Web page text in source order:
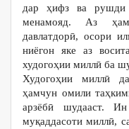
дар ҳифз ва рушди
менамояд. Аз
давлатдорӣ, осори
ниёгон яке аз
худогоҳии миллӣ ба
Худогоҳии миллӣ
ҳамчун омили
арзёбӣ шудааст.
муқаддасоти миллӣ,